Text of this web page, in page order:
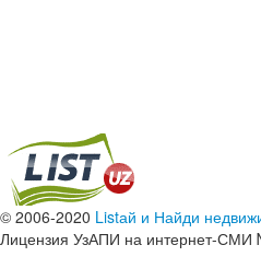
© 2006-2020 Listай и Найди
Лицензия УзАПИ на интернет-СМИ